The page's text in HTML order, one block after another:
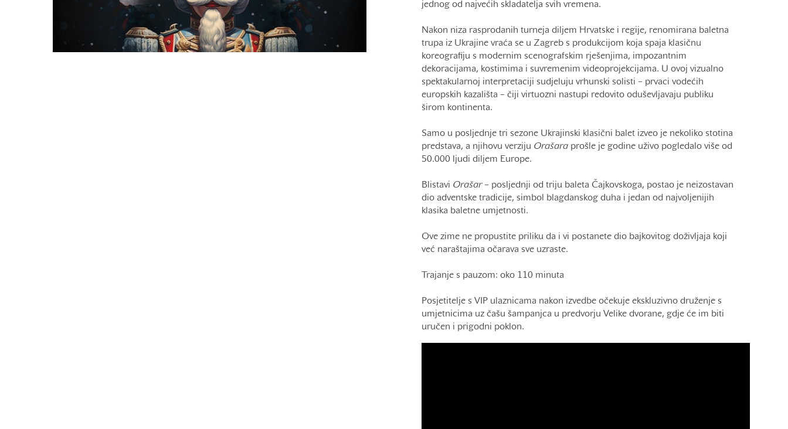
jednog od najvećih skladatelja svih vremena.
Nakon niza rasprodanih turneja diljem Hrvatske i regije, renomirana baletna
trupa iz Ukrajine vraća se u Zagreb s produkcijom koja spaja klasičnu
koreografiju s modernim scenografskim rješenjima, impozantnim
dekoracijama, kostimima i suvremenim videoprojekcijama. U ovoj vizualno
spektakularnoj interpretaciji sudjeluju vrhunski solisti – prvaci vodećih
europskih kazališta – čiji virtuozni nastupi redovito oduševljavaju publiku
širom kontinenta.
Samo u posljednje tri sezone Ukrajinski klasični balet izveo je nekoliko stotina
predstava, a njihovu verziju Orašaraprošle je godine uživo pogledalo više od
50.000 ljudi diljem Europe.
Blistavi Orašar– posljednji od triju baleta Čajkovskoga, postao je neizostavan
dio adventske tradicije, simbol blagdanskog duha i jedan od najvoljenijih
klasika baletne umjetnosti.
Ove zime ne propustite priliku da i vi postanete dio bajkovitog doživljaja koji
već naraštajima očarava sve uzraste.
Trajanje s pauzom: oko 110 minuta
Posjetitelje s VIP ulaznicama nakon izvedbe očekuje ekskluzivno druženje s
umjetnicima uz čašu šampanjca u predvorju Velike dvorane, gdje će im biti
uručen i prigodni poklon.